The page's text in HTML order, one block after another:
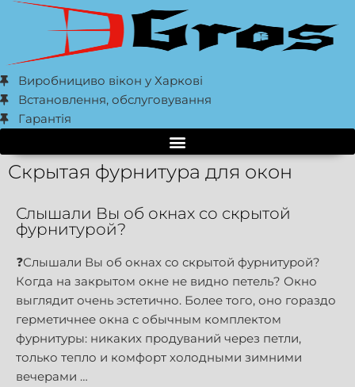
Виробнициво вікон у Харкові
Встановлення, обслуговування
Гарантія
Скрытая фурнитура для окон
Слышали Вы об окнах со скрытой
фурнитурой?
❓Слышали Вы об окнах со скрытой фурнитурой?
Когда на закрытом окне не видно петель? Окно
выглядит очень эстетично. Более того, оно гораздо
герметичнее окна с обычным комплектом
фурнитуры: никаких продуваний через петли,
только тепло и комфорт холодными зимними
вечерами …